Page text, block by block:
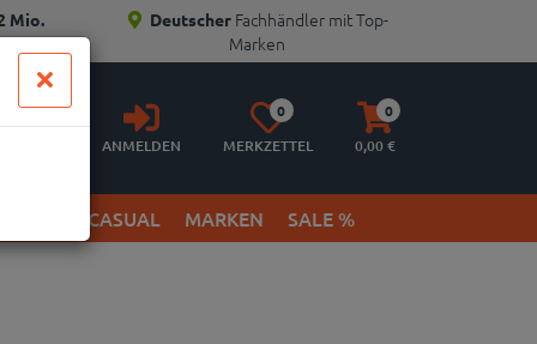
Mio. Deutscher Fachhändler mit Top-
Marken
Anmelden
ANMELDEN
Merkzettel
aufklappen
0
MERKZETTEL
Warenkorb
aufklappen
0
0,00 €
& CASUAL MARKEN SALE %